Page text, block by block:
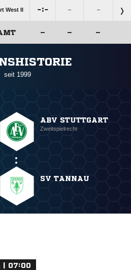
West II : – –
– – –
seit 1999
ABV STUTTGART
Zweitspielrecht
SV TANNAU
| 07:00